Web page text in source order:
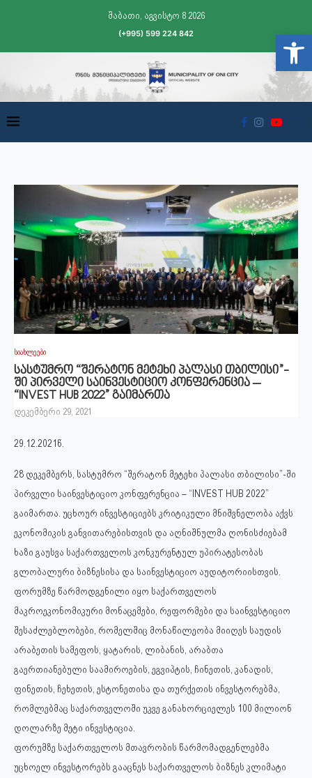
შაბათი, აგვისტო 8 2026
(+995) 599 224 842
სიახლეები
სასტუმრო “შერატონ მეტეხი პალასი თბილისი”-
ში პირველი საინვესტიციო კონფერენცია –
“INVEST HUB 2022” გაიმართა
დეკემბერი 29, 2021
29.12.2021წ.
28 დეკემბერს, სასტუმრო “შერატონ მეტეხი პალასი თბილისი”-ში
პირველი საინვესტიციო კონფერენცია – “INVEST HUB 2022”
გაიმართა. უცხოურ ინვესტიციებს კრიტიკული მნიშვნელობა აქვს
ეკონომიკის განვითარებისთვის და აღნიშნულმა ღონისძიებამ
ხაზი გაუსვა საქართველოს კონკურენტულ უპირატესობას
გლობალური ბიზნესისა და საინვესტიციო აუდიტორიისთვის.
ფორუმზე წარმოდგენილი იყო საქართველოს
მაკროეკონომიკური მონაცემები, რეფორმები და საინვესტიციო
შესაძლებლობები, რომელშიც მონაწილეობა მიიღეს საუდის
არაბეთის სამეფოს, ყატარის, ლიბანის, არაბთა
გაერთიანებული საამიროების, ეგვიპტის, ჩინეთის, კანადის,
ფინეთის, ჩეხეთის, ესტონეთისა და თურქეთის ინვესტორებმა,
რომლებმაც საქართველოში უკვე განახორციელეს 100 მილიონ
დოლარზე მეტი ინვესტიცია.
ფორუმზე საქართველოს მთავრობის წარმომადგენლებმა
უცხოელ ინვესტორებს გააცნეს საქართველოს ბიზნეს კლიმატი